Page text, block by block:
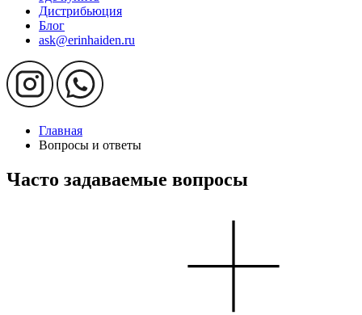
Дистрибьюция
Блог
ask@erinhaiden.ru
Главная
Вопросы и ответы
Часто задаваемые вопросы